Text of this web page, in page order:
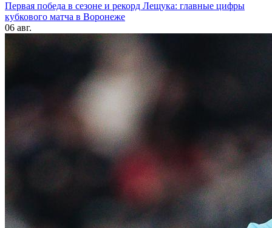
Первая победа в сезоне и рекорд Лещука: главные цифры
кубкового матча в Воронеже
06 авг.